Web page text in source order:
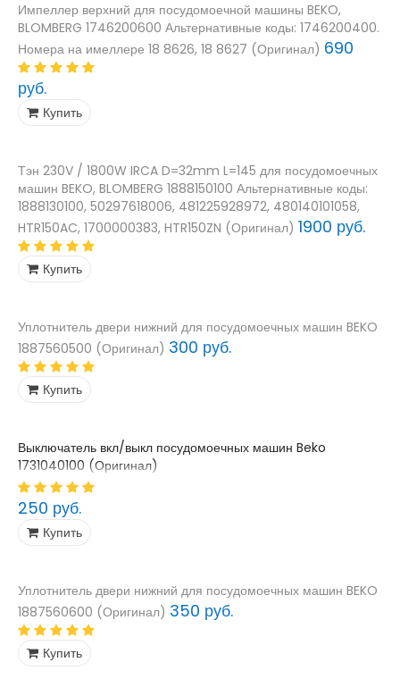
Импеллер верхний для посудомоечной машины BEKO,
BLOMBERG 1746200600 Альтернативные коды: 1746200400.
Номера на имеллере 18 8626, 18 8627 (Оригинал) 690
руб.
Купить
Тэн 230V / 1800W IRCA D=32mm L=145 для посудомоечных
машин BEKO, BLOMBERG 1888150100 Альтернативные коды:
1888130100, 50297618006, 481225928972, 480140101058,
HTR150AC, 1700000383, HTR150ZN (Оригинал) 1900 руб.
Купить
Уплотнитель двери нижний для посудомоечных машин BEKO
1887560500 (Оригинал) 300 руб.
Купить
Выключатель вкл/выкл посудомоечных машин Beko
1731040100 (Оригинал)
250 руб.
Купить
Уплотнитель двери нижний для посудомоечных машин BEKO
1887560600 (Оригинал) 350 руб.
Купить